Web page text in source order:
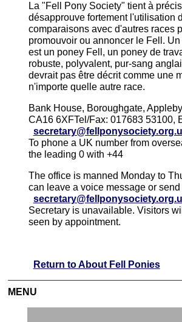
La "Fell Pony Society" tient à
désapprouve fortement l'utilisation
comparaisons avec d'autres races
promouvoir ou annoncer le Fell. Un
est un poney Fell, un poney de
robuste, polyvalent, pur-sang
devrait pas être décrit comme une
n'importe quelle autre race.
Bank House, Boroughgate,
CA16 6XFTel/Fax: 017683 53100,
To phone a UK number from
the leading 0 with +44
The office is manned Monday to
can leave a voice message or
Secretary is unavailable. Visitors
seen by appointment.
Return to About Fell Ponies
MENU